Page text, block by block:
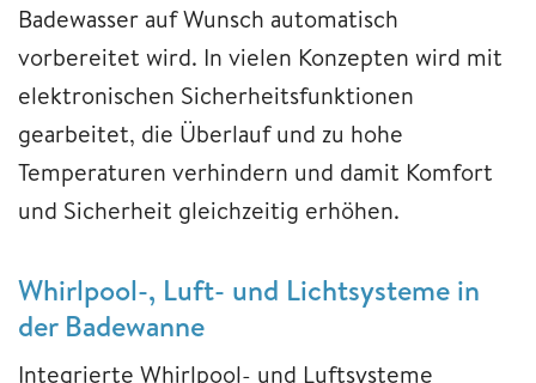
Badewasser auf Wunsch automatisch
vorbereitet wird. In vielen Konzepten wird mit
elektronischen Sicherheitsfunktionen
gearbeitet, die Überlauf und zu hohe
Temperaturen verhindern und damit Komfort
und Sicherheit gleichzeitig erhöhen.
Whirlpool-, Luft- und Lichtsysteme in
der Badewanne
Integrierte Whirlpool- und Luftsysteme